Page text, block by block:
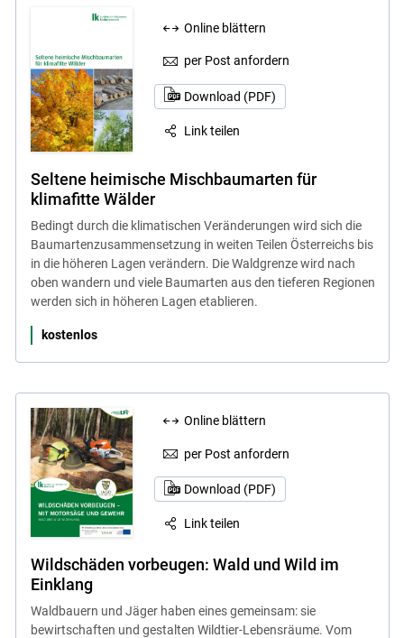
Online blättern
per Post anfordern
Download (PDF)
Link teilen
Seltene heimische Mischbaumarten für
klimafitte Wälder
Bedingt durch die klimatischen Veränderungen wird sich die
Baumartenzusammensetzung in weiten Teilen Österreichs bis
in die höheren Lagen verändern. Die Waldgrenze wird nach
oben wandern und viele Baumarten aus den tieferen Regionen
werden sich in höheren Lagen etablieren.
kostenlos
Online blättern
per Post anfordern
Download (PDF)
Link teilen
Wildschäden vorbeugen: Wald und Wild im
Einklang
Waldbauern und Jäger haben eines gemeinsam: sie
bewirtschaften und gestalten Wildtier-Lebensräume. Vom